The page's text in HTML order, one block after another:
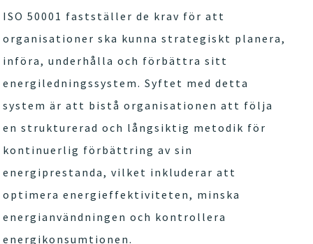
ISO 50001 fastställer de krav för att
organisationer ska kunna strategiskt planera,
införa, underhålla och förbättra sitt
energiledningssystem. Syftet med detta
system är att bistå organisationen att följa
en strukturerad och långsiktig metodik för
kontinuerlig förbättring av sin
energiprestanda, vilket inkluderar att
optimera energieffektiviteten, minska
energianvändningen och kontrollera
energikonsumtionen.